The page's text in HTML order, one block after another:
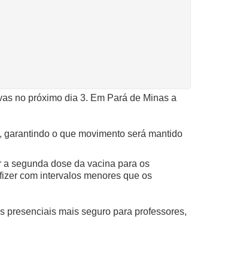
no próximo dia 3. Em Pará de Minas a
o que movimento será mantido
segunda dose da vacina para os
com intervalos menores que os
presenciais mais seguro para professores,